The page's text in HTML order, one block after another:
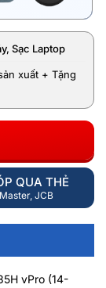
Sạc Laptop
xuất + Tặng
QUA THẺ
JCB
vPro (14-